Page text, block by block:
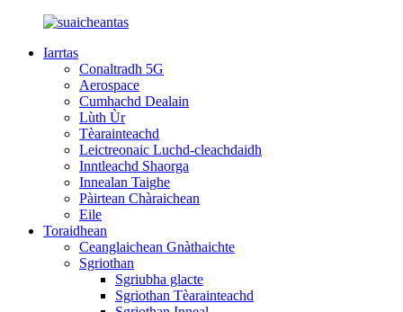
Iarrtas
Conaltradh 5G
Aerospace
Cumhachd Dealain
Lùth Ùr
Tèarainteachd
Leictreonaic Luchd-cleachdaidh
Inntleachd Shaorga
Innealan Taighe
Pàirtean Chàraichean
Eile
Toraidhean
Ceanglaichean Gnàthaichte
Sgriothan
Sgriubha glacte
Sgriothan Tèarainteachd